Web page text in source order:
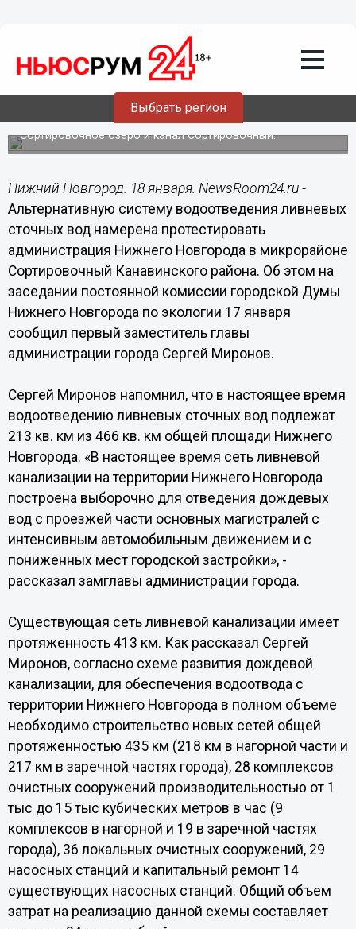
Выбрать регион
Альтернативную систему
водоотведения ливневых сточных вод
будут тестировать в микрорайоне
Сортировочный
Очищенные сточные воды будут сбрасываться в
Сортировочное озеро и канал Сортировочный.
Нижний Новгород. 18 января. NewsRoom24.ru -
Альтернативную систему водоотведения ливневых
сточных вод намерена протестировать
администрация Нижнего Новгорода в микрорайоне
Сортировочный Канавинского района. Об этом на
заседании постоянной комиссии городской Думы
Нижнего Новгорода по экологии 17 января
сообщил первый заместитель главы
администрации города Сергей Миронов.
Сергей Миронов напомнил, что в настоящее время
водоотведению ливневых сточных вод подлежат
213 кв. км из 466 кв. км общей площади Нижнего
Новгорода. «В настоящее время сеть ливневой
канализации на территории Нижнего Новгорода
построена выборочно для отведения дождевых
вод с проезжей части основных магистралей с
интенсивным автомобильным движением и с
пониженных мест городской застройки», -
рассказал замглавы администрации города.
Существующая сеть ливневой канализации имеет
протяженность 413 км. Как рассказал Сергей
Миронов, согласно схеме развития дождевой
канализации, для обеспечения водоотвода с
территории Нижнего Новгорода в полном объеме
необходимо строительство новых сетей общей
протяженностью 435 км (218 км в нагорной части и
217 км в заречной частях города), 28 комплексов
очистных сооружений производительностью от 1
тыс до 15 тыс кубических метров в час (9
комплексов в нагорной и 19 в заречной частях
города), 36 локальных очистных сооружений, 29
насосных станций и капитальный ремонт 14
существующих насосных станций. Общий объем
затрат на реализацию данной схемы составляет